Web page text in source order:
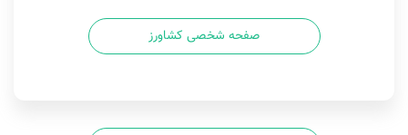
صفحه شخصی کشاورز